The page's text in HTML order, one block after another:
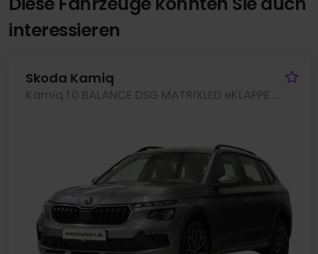
interessieren
Skoda Kamiq
Kamiq 1.0 BALANCE DSG MATRIXLED eKLAPPE KEYLESS